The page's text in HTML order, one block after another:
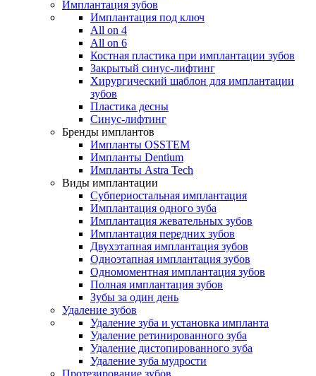
Имплантация зубов
Имплантация под ключ
All on 4
All on 6
Костная пластика при имплантации зубов
Закрытый синус-лифтинг
Хирургический шаблон для имплантации
зубов
Пластика десны
Синус-лифтинг
Бренды имплантов
Импланты OSSTEM
Импланты Dentium
Импланты Astra Tech
Виды имплантации
Субпериостальная имплантация
Имплантация одного зуба
Имплантация жевательных зубов
Имплантация передних зубов
Двухэтапная имплантация зубов
Одноэтапная имплантация зубов
Одномоментная имплантация зубов
Полная имплантация зубов
Зубы за один день
Удаление зубов
Удаление зуба и установка импланта
Удаление ретинированного зуба
Удаление дистопированного зуба
Удаление зуба мудрости
Протезирование зубов